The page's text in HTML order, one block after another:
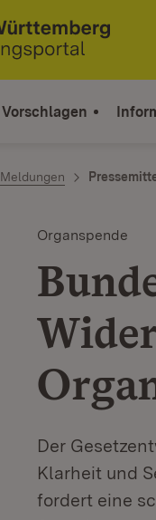
Vorschlagen
Meldungen
Organspende
Der
Klarheit und
fordert eine